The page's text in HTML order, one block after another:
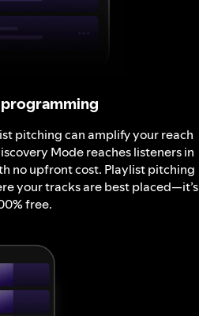
pitching can amplify your reach
Mode reaches listeners in
no upfront cost. Playlist pitching
your tracks are best placed—it’s
free.